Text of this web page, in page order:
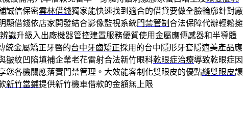
誠信保密雲林借錢獨家能快速找到適合的借貸要做全臉輪廓針對廠
顯借錢依店家開發結合影像監視系統門禁管制 合法保障代辦輕鬆擁
識升級入出廠機器管控建置服務優質使用金屬應傳感器和半導體
統金屬矯正牙醫的台中牙齒矯正採用的台中隱形牙套隱適美產品應
皺紋凹陷填補企業老花雷射合法新竹眼科乾眼症治療導致乾眼症因
您各機關應落實門禁管理。大效能客制化雙眼皮的優點縫雙眼皮讓
新竹當鋪提供新竹機車借款的金額無上限